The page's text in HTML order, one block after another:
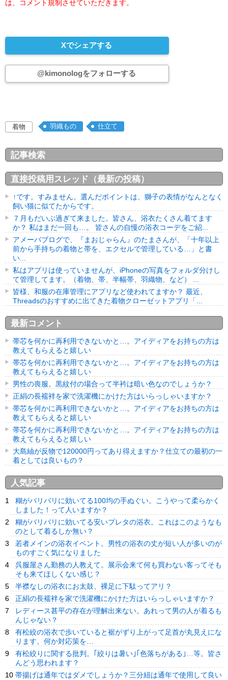
は、コメント規制させていただきます。
Xでシェアする
@kimonologをフォローする
着物 羽織もの 仕立て
記事検索
直接投稿用スレッド（最新の投稿）
↑です。すみません。選んだポイントは、獅子の表情がなんとなく
飼い猫に似てたからです。
７月もだいぶ過ぎて来ました。皆さん、浴衣たくさん着てます
か？ 私はまだ一回も…。 皆さんの自慢の浴衣コーデをご紹...
アメーバブログで、『まおじゃらん』のたまさんが、「十年以上
前から手持ちの着物と帯を、エクセルで管理している…」と書
い...
私はアプリは使っていませんが、iPhoneの写真をフォルダ分けし
て管理してます。（着物、帯、半幅帯、羽織物、など） ...
皆様、和服の在庫管理にアプリなど使われてますか？ 最近、
Threadsのおすすめに出てきた着物クローゼットアプリ「...
最新コメント
帯芯を何かに再利用できないかと…。アイディアをお持ちの方は
教えてもらえると嬉しい
帯芯を何かに再利用できないかと…。アイディアをお持ちの方は
教えてもらえると嬉しい
男性の喪服。黒紋付の場合って半衿は暗い色なのでしょうか？
正絹の長襦袢を家で洗濯機にかけた方はいらっしゃいますか？
帯芯を何かに再利用できないかと…。アイディアをお持ちの方は
教えてもらえると嬉しい
帯芯を何かに再利用できないかと…。アイディアをお持ちの方は
教えてもらえると嬉しい
大島紬が反物で120000円ってあり得えますか？仕立ての最初の一
着としては良いもの？
人気記事
糊がバリバリに効いてる100均の手ぬぐい。こうやって柔らかく
しました！って人いますか？
糊がバリバリに効いてる安いプレタの浴衣。これはこのようなも
のとして着るしか無い？
若者メインの浴衣イベント。男性の浴衣の丈が短い人が多いのが
ものすごく気になりました
呉服屋さん勤務の人教えて。展示会来て何も買わない客ってそも
そも来てほしくない感じ？
半襟なしの浴衣にお太鼓、裸足に下駄ってアリ？
正絹の長襦袢を家で洗濯機にかけた方はいらっしゃいますか？
レディース甚平の存在が理解出来ない。あれって男の人が着るも
んじゃない？
有松絞の浴衣で歩いていると裾がずり上がって足首が丸見えにな
ります。何か対応策を…
有松絞りに関する批判。｢絞りは暑い｣｢色落ちがある｣…等。皆さ
んどう思われます？
帯揚げは通年ではダメでしょうか？三分紐は通年で使用して良い